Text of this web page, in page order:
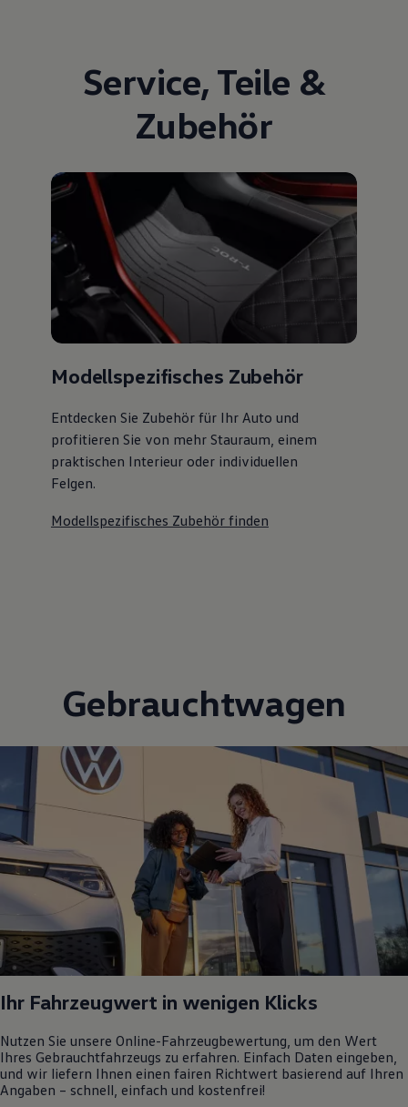
Service, Teile &
Zubehör
Modellspezifisches Zubehör
Entdecken Sie Zubehör für Ihr Auto und
profitieren Sie von mehr Stauraum, einem
praktischen Interieur oder individuellen
Felgen.
Modellspezifisches Zubehör finden
Gebrauchtwagen
Ihr Fahrzeugwert in wenigen Klicks
Nutzen Sie unsere Online-Fahrzeugbewertung, um den Wert
Ihres Gebrauchtfahrzeugs zu erfahren. Einfach Daten eingeben,
und wir liefern Ihnen einen fairen Richtwert basierend auf Ihren
Angaben – schnell, einfach und kostenfrei!